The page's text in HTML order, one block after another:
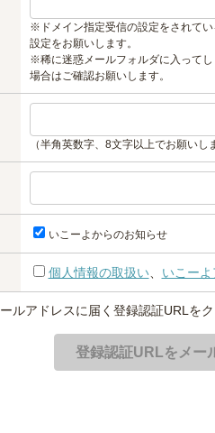
※ドメイン指定受信の設定をされてい
設定をお願いします。
※稀に迷惑メールフォルダに入って
場合はご確認お願いします。
（半角英数字、8文字以上でお願いし
いこーよからのお知らせ
個人情報の取扱い、 いこー
ルアドレスに届く登録認証URLをク